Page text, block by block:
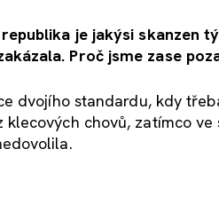
je jakýsi skanzen
Proč jsme zase
dvojího standardu, kdy
chovů, zatímco